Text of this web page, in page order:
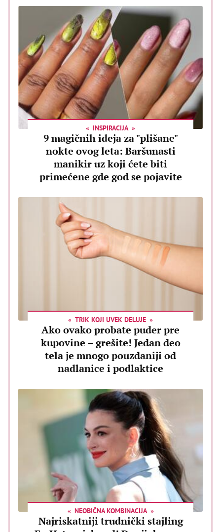
INSPIRACIJA
9 magičnih ideja za "plišane"
nokte ovog leta: Baršunasti
manikir uz koji ćete biti
primećene gde god se pojavite
TRIK KOJI UVEK DELUJE
Ako ovako probate puder pre
kupovine – grešite! Jedan deo
tela je mnogo pouzdaniji od
nadlanice i podlaktice
NEOBIČNA KOMBINACIJA
Najriskatniji trudnički stajling